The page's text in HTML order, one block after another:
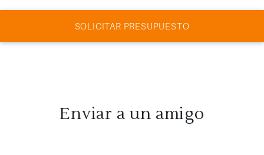
SOLICITAR PRESUPUESTO
Enviar a un amigo